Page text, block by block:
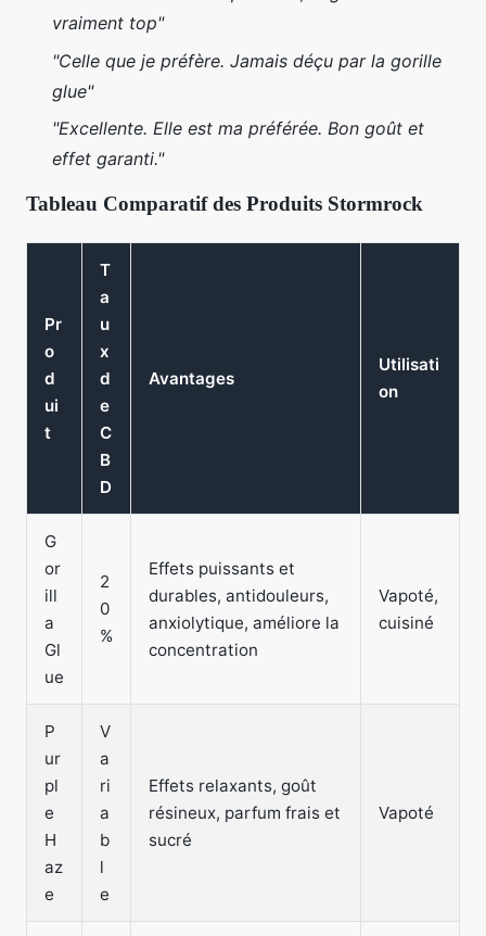
vraiment top"
"Celle que je préfère. Jamais déçu par la gorille
glue"
"Excellente. Elle est ma préférée. Bon goût et
effet garanti."
Tableau Comparatif des Produits Stormrock
Pr
o
d
ui
t
T
a
u
x
d
e
C
B
D
Avantages
Utilisati
on
G
or
ill
a
Gl
ue
2
0
%
Effets puissants et
durables, antidouleurs,
anxiolytique, améliore la
concentration
Vapoté,
cuisiné
P
ur
pl
e
H
az
e
V
a
ri
a
b
l
e
Effets relaxants, goût
résineux, parfum frais et
sucré
Vapoté